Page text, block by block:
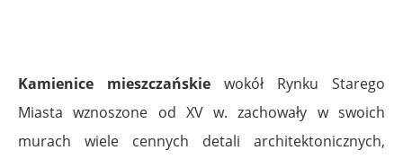
Kamienice mieszczańskie wokół Rynku Starego
Miasta wznoszone od XV w. zachowały w swoich
murach wiele cennych detali architektonicznych,